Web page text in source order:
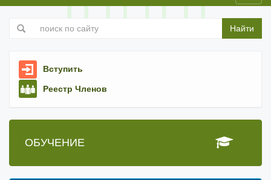
Найти
Вступить
Реестр Членов
ОБУЧЕНИЕ